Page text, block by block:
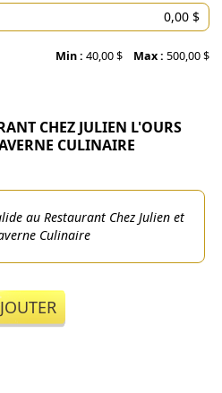
Min : 40,00 $ Max : 500,00 $
CHEZ JULIEN L'OURS
CULINAIRE
au Restaurant Chez Julien et
Culinaire